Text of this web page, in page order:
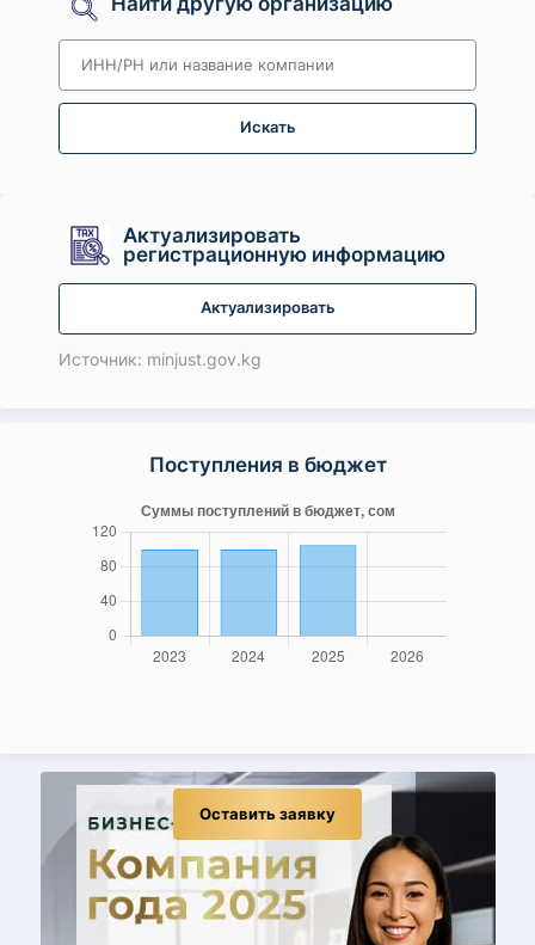
Искать
Актуализировать
регистрационную информацию
Актуализировать
Источник: minjust.gov.kg
Поступления в бюджет
Оставить заявку